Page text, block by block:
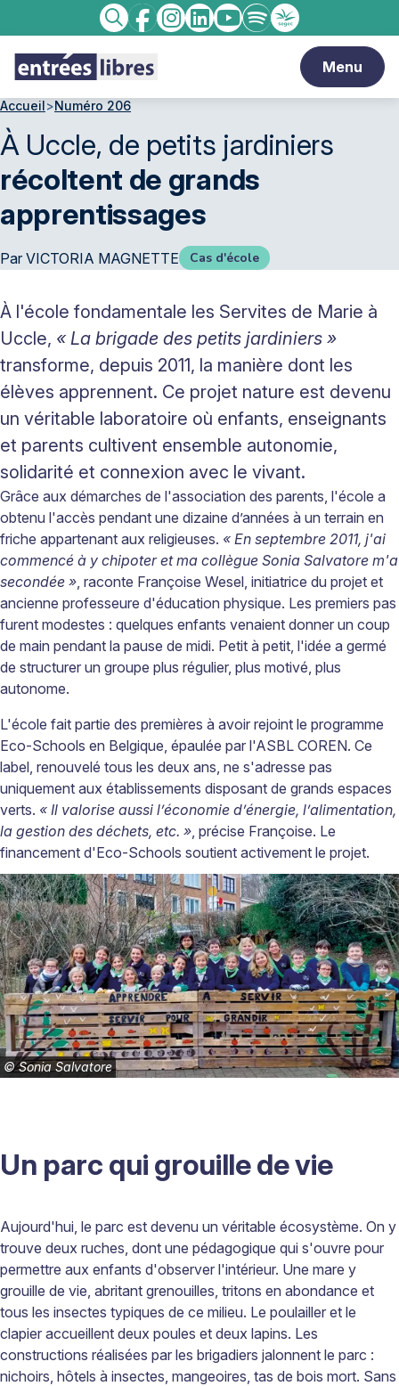
Menu
Recherche
Facebook
Instagram
linkedinYoutube
SpotifyEnseignement
catholique
Accueil>Numéro 206
À Uccle, de petits jardiniers
récoltent de grands
apprentissages
Par VICTORIA MAGNETTE Cas d'école
À l'école fondamentale les Servites de Marie à
Uccle, « La brigade des petits jardiniers »
transforme, depuis 2011, la manière dont les
élèves apprennent. Ce projet nature est devenu
un véritable laboratoire où enfants, enseignants
et parents cultivent ensemble autonomie,
solidarité et connexion avec le vivant.
Grâce aux démarches de l'association des parents, l'école a
obtenu l'accès pendant une dizaine d’années à un terrain en
friche appartenant aux religieuses. « En septembre 2011, j'ai
commencé à y chipoter et ma collègue Sonia Salvatore m'a
secondée », raconte Françoise Wesel, initiatrice du projet et
ancienne professeure d'éducation physique. Les premiers pas
furent modestes : quelques enfants venaient donner un coup
de main pendant la pause de midi. Petit à petit, l'idée a germé
de structurer un groupe plus régulier, plus motivé, plus
autonome.
L'école fait partie des premières à avoir rejoint le programme
Eco-Schools en Belgique, épaulée par l'ASBL COREN. Ce
label, renouvelé tous les deux ans, ne s'adresse pas
uniquement aux établissements disposant de grands espaces
verts. « Il valorise aussi l’économie d’énergie, l’alimentation,
la gestion des déchets, etc. », précise Françoise. Le
financement d'Eco-Schools soutient activement le projet.
©Sonia Salvatore
Un parc qui grouille de vie
Aujourd'hui, le parc est devenu un véritable écosystème. On y
trouve deux ruches, dont une pédagogique qui s'ouvre pour
permettre aux enfants d'observer l'intérieur. Une mare y
grouille de vie, abritant grenouilles, tritons en abondance et
tous les insectes typiques de ce milieu. Le poulailler et le
clapier accueillent deux poules et deux lapins. Les
constructions réalisées par les brigadiers jalonnent le parc :
nichoirs, hôtels à insectes, mangeoires, tas de bois mort. Sans